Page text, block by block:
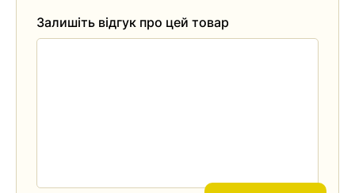
Залишіть відгук про цей товар